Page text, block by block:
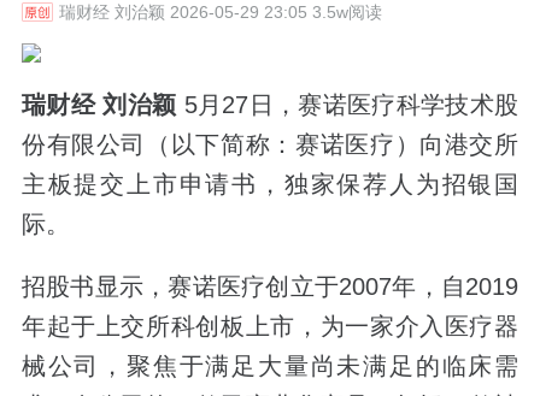
瑞财经刘治颖 2026-05-29 23:05 3.5w阅读
瑞财经 刘治颖 5月27日，赛诺医疗科学技术股
份有限公司（以下简称：赛诺医疗）向港交所
主板提交上市申请书，独家保荐人为招银国
际。
招股书显示，赛诺医疗创立于2007年，自2019
年起于上交所科创板上市，为一家介入医疗器
械公司，聚焦于满足大量尚未满足的临床需